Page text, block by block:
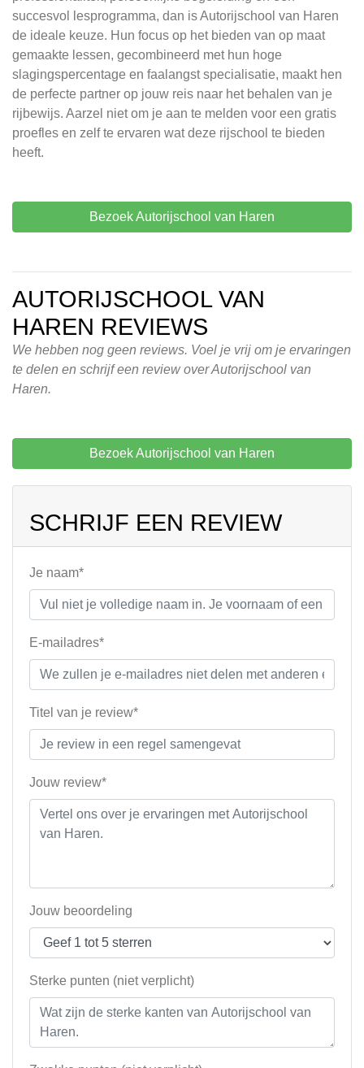
succesvol lesprogramma, dan is Autorijschool van Haren
de ideale keuze. Hun focus op het bieden van op maat
gemaakte lessen, gecombineerd met hun hoge
slagingspercentage en faalangst specialisatie, maakt hen
de perfecte partner op jouw reis naar het behalen van je
rijbewijs. Aarzel niet om je aan te melden voor een gratis
proefles en zelf te ervaren wat deze rijschool te bieden
heeft.
Bezoek Autorijschool van Haren
AUTORIJSCHOOL VAN
HAREN REVIEWS
We hebben nog geen reviews. Voel je vrij om je ervaringen
te delen en schrijf een review over Autorijschool van
Haren.
Bezoek Autorijschool van Haren
SCHRIJF EEN REVIEW
Je naam*
E-mailadres*
Titel van je review*
Jouw review*
Jouw beoordeling
Sterke punten (niet verplicht)